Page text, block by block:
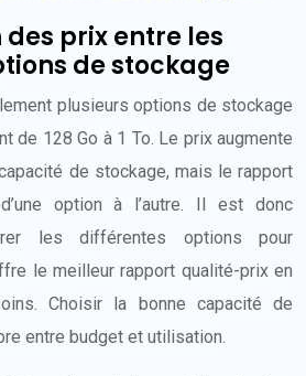
prix entre les
de stockage
plusieurs options de stockage
de 128 Go à 1 To. Le prix augmente
de stockage, mais le rapport
option à l’autre. Il est donc
les différentes options pour
le meilleur rapport qualité-prix en
Choisir la bonne capacité de
entre budget et utilisation.